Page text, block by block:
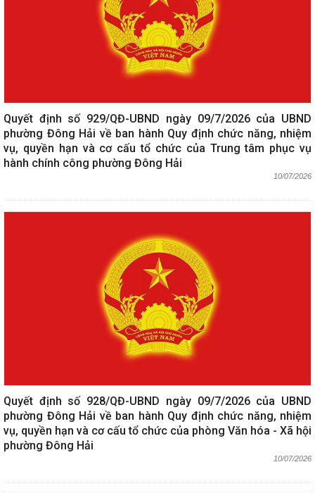
Quyết định số 929/QĐ-UBND ngày 09/7/2026 của UBND
phường Đông Hải về ban hành Quy định chức năng, nhiệm
vụ, quyền hạn và cơ cấu tổ chức của Trung tâm phục vụ
hành chính công phường Đông Hải
10/07/2026
Quyết định số 928/QĐ-UBND ngày 09/7/2026 của UBND
phường Đông Hải về ban hành Quy định chức năng, nhiệm
vụ, quyền hạn và cơ cấu tổ chức của phòng Văn hóa - Xã hội
phường Đông Hải
10/07/2026